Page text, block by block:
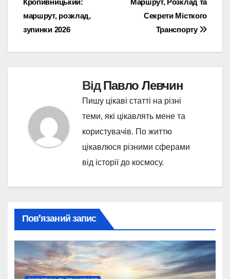
записів
Секрети Місткого
Транспорту
маршрут, розклад,
зупинки 2026
ВідПавло Левчин
Пишу цікаві статті на різні
теми, які цікавлять мене та
користувачів. По життю
цікавлюся різними сферами
від історії до космосу.
Пов’язаний запис